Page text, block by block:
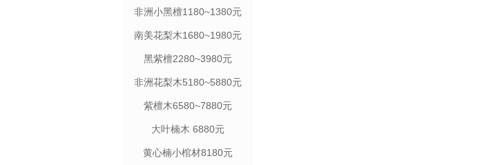
非洲小黑檀1180~1380元
南美花梨木1680~1980元
黑紫檀2280~3980元
非洲花梨木5180~5880元
紫檀木6580~7880元
大叶楠木 6880元
黄心楠小棺材8180元